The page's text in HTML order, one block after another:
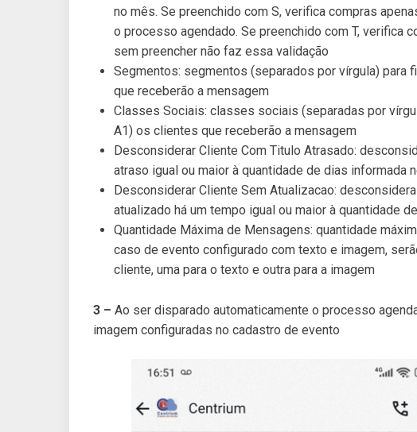
no mês. Se preenchido com S, verifica compras
o processo agendado. Se preenchido com T, verifica
sem preencher não faz essa validação
Segmentos: segmentos (separados por vírgula) para
que receberão a mensagem
Classes Sociais: classes sociais (separadas por
A1) os clientes que receberão a mensagem
Desconsiderar Cliente Com Titulo Atrasado:
atraso igual ou maior à quantidade de dias informada
Desconsiderar Cliente Sem Atualizacao:
atualizado há um tempo igual ou maior à quantidade
Quantidade Máxima de Mensagens: quantidade
caso de evento configurado com texto e imagem,
cliente, uma para o texto e outra para a imagem
3 – Ao ser disparado automaticamente o processo
imagem configuradas no cadastro de evento